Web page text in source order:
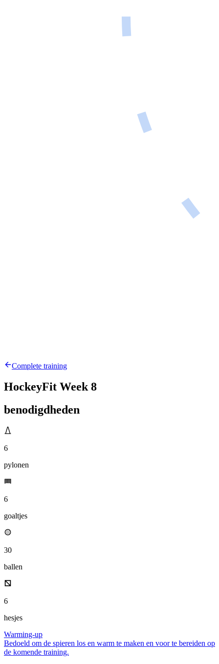
Complete training
HockeyFit Week 8
benodigdheden
6
pylonen
6
goaltjes
30
ballen
6
hesjes
Warming-up
Bedoeld om de spieren los en warm te maken en voor te bereiden op
de komende training.